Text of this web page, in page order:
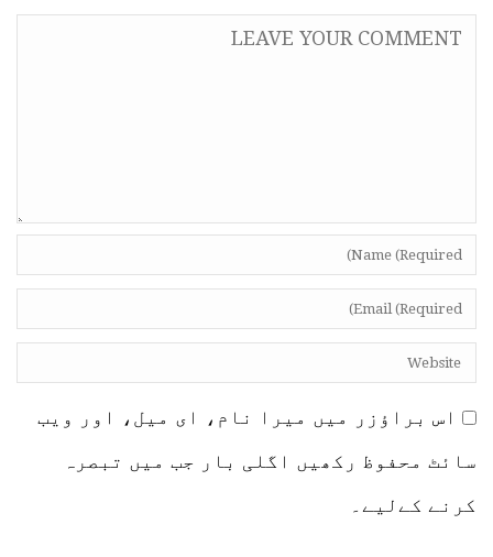
اس براؤزر میں میرا نام، ای میل، اور ویب
سائٹ محفوظ رکھیں اگلی بار جب میں تبصرہ
کرنے کےلیے۔